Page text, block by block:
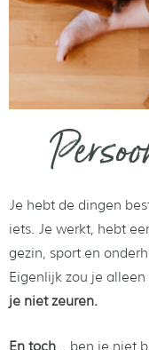
Je hebt de dingen
iets. Je werkt, hebt
gezin, sport en
Eigenlijk zou je
je niet zeuren.
En toch .., ben je niet